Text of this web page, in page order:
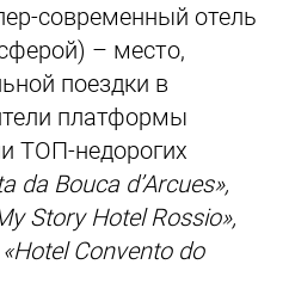
современный отель
– место,
поездки в
платформы
ТОП-недорогих
da Bouca d’Arcues»,
Story Hotel Rossio»,
Convento do